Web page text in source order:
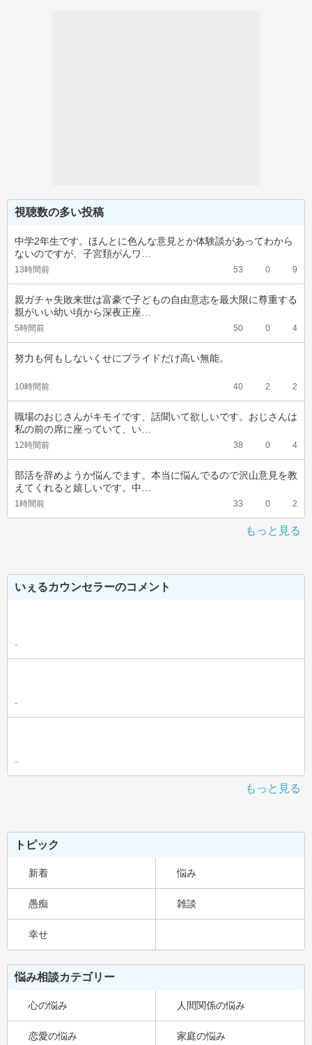
視聴数の多い投稿
中学2年生です。ほんとに色んな意見とか体験談があってわから
ないのですが、子宮頚がんワ…
13時間前 53 0 9
親ガチャ失敗来世は富豪で子どもの自由意志を最大限に尊重する
親がいい幼い頃から深夜正座…
5時間前 50 0 4
努力も何もしないくせにプライドだけ高い無能。
10時間前 40 2 2
職場のおじさんがキモイです、話聞いて欲しいです。おじさんは
私の前の席に座っていて、い…
12時間前 38 0 4
部活を辞めようか悩んでます。本当に悩んでるので沢山意見を教
えてくれると嬉しいです。中…
1時間前 33 0 2
もっと見る
いぇるカウンセラーのコメント
-
-
-
もっと見る
トピック
新着 悩み
愚痴 雑談
幸せ
悩み相談カテゴリー
心の悩み 人間関係の悩み
恋愛の悩み 家庭の悩み